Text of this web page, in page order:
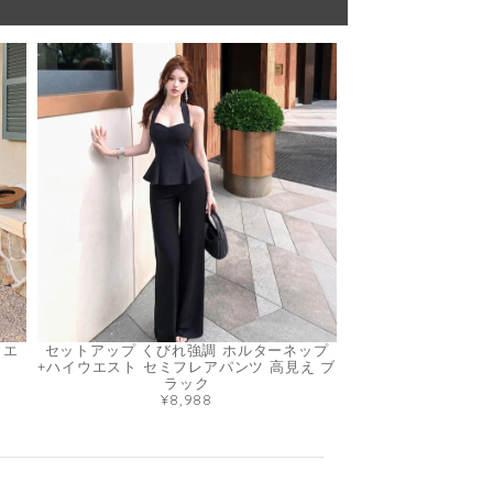
セットアップ くびれ強調 ホルターネップ
+ハイウエスト セミフレアパンツ 高見え ブ
ラック
¥8,988